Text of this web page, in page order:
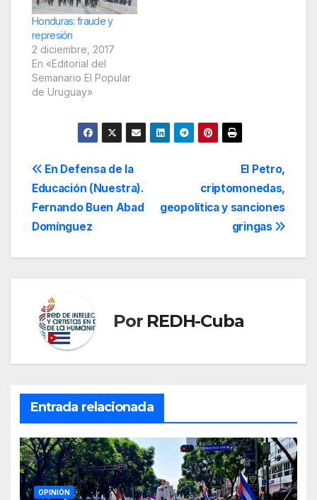
Honduras: fraude y
represión
2 diciembre, 2017
En «Editorial del
Semanario El Popular
de Uruguay»
Navegación
de
entradas
El Petro,
criptomonedas,
geopolítica y sanciones
gringas
En Defensa de la
Educación (Nuestra).
Fernando Buen Abad
Domínguez
Por REDH-Cuba
Entrada relacionada
OPINIÓN